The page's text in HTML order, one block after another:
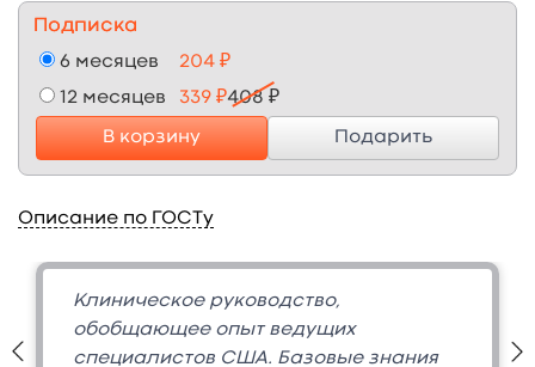
Подписка
6 месяцев 204 ₽
12 месяцев 339 ₽408 ₽
В корзину Подарить
Описание по ГОСТу
Клиническое руководство,
обобщающее опыт ведущих
специалистов США. Базовые знания